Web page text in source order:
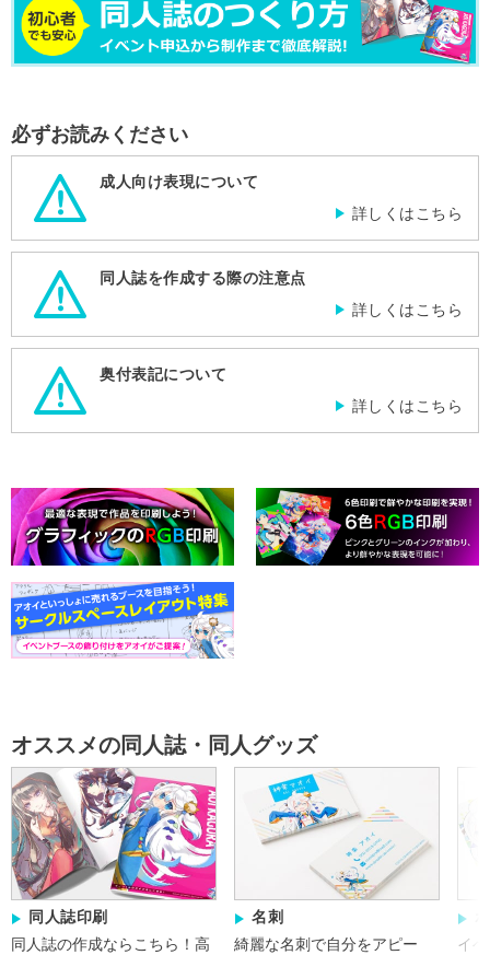
必ずお読みください
成人向け表現について
詳しくはこちら
同人誌を作成する際の注意点
詳しくはこちら
奥付表記について
詳しくはこちら
オススメの同人誌・同人グッズ
同人誌印刷
同人誌の作成ならこちら！ 高
名刺
綺麗な名刺で自分をアピー
イ